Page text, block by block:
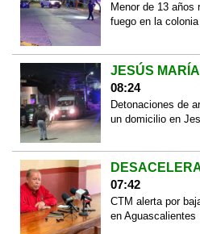
Menor de 13 años
fuego en la
JESÚS
08:24
Detonaciones de
un domicilio en
07:42
CTM alerta por
en Aguascalientes